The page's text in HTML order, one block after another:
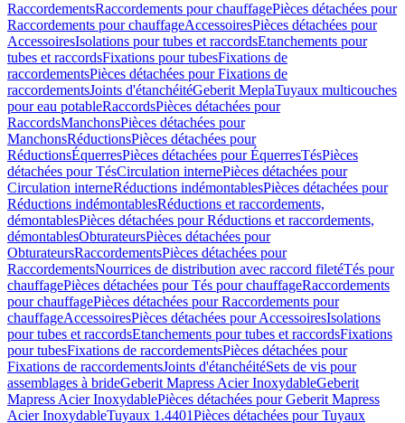
RaccordementsRaccordements pour chauffagePièces détachées pour
Raccordements pour chauffageAccessoiresPièces détachées pour
AccessoiresIsolations pour tubes et raccordsEtanchements pour
tubes et raccordsFixations pour tubesFixations de
raccordementsPièces détachées pour Fixations de
raccordementsJoints d'étanchéitéGeberit MeplaTuyaux multicouches
pour eau potableRaccordsPièces détachées pour
RaccordsManchonsPièces détachées pour
ManchonsRéductionsPièces détachées pour
RéductionsÉquerresPièces détachées pour ÉquerresTésPièces
détachées pour TésCirculation internePièces détachées pour
Circulation interneRéductions indémontablesPièces détachées pour
Réductions indémontablesRéductions et raccordements,
démontablesPièces détachées pour Réductions et raccordements,
démontablesObturateursPièces détachées pour
ObturateursRaccordementsPièces détachées pour
RaccordementsNourrices de distribution avec raccord filetéTés pour
chauffagePièces détachées pour Tés pour chauffageRaccordements
pour chauffagePièces détachées pour Raccordements pour
chauffageAccessoiresPièces détachées pour AccessoiresIsolations
pour tubes et raccordsEtanchements pour tubes et raccordsFixations
pour tubesFixations de raccordementsPièces détachées pour
Fixations de raccordementsJoints d'étanchéitéSets de vis pour
assemblages à brideGeberit Mapress Acier InoxydableGeberit
Mapress Acier InoxydablePièces détachées pour Geberit Mapress
Acier InoxydableTuyaux 1.4401Pièces détachées pour Tuyaux